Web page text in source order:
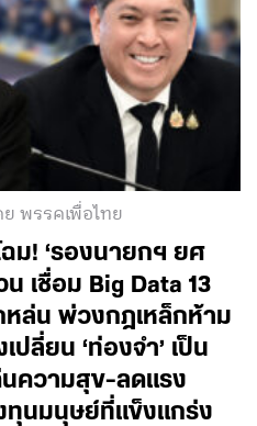
ย พรรคเพื่อไทย
ม! ‘รองนายกฯ ยศ
เชื่อม Big Data 13
หล่น พ่วงกฎเหล็กห้าม
ปลี่ยน ‘ท่องจำ’ เป็น
นความสุข-ลดแรง
นมนุษย์ที่แข็งแกร่ง